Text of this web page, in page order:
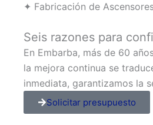
✦ Fabricación de
Seis razones para
En Embarba, más de 60
la mejora continua se
inmediata, garantizamos la
Solicitar presupuesto